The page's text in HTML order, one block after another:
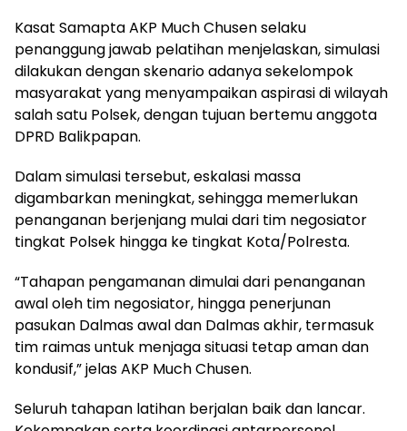
Kasat Samapta AKP Much Chusen selaku
penanggung jawab pelatihan menjelaskan, simulasi
dilakukan dengan skenario adanya sekelompok
masyarakat yang menyampaikan aspirasi di wilayah
salah satu Polsek, dengan tujuan bertemu anggota
DPRD Balikpapan.
Dalam simulasi tersebut, eskalasi massa
digambarkan meningkat, sehingga memerlukan
penanganan berjenjang mulai dari tim negosiator
tingkat Polsek hingga ke tingkat Kota/Polresta.
“Tahapan pengamanan dimulai dari penanganan
awal oleh tim negosiator, hingga penerjunan
pasukan Dalmas awal dan Dalmas akhir, termasuk
tim raimas untuk menjaga situasi tetap aman dan
kondusif,” jelas AKP Much Chusen.
Seluruh tahapan latihan berjalan baik dan lancar.